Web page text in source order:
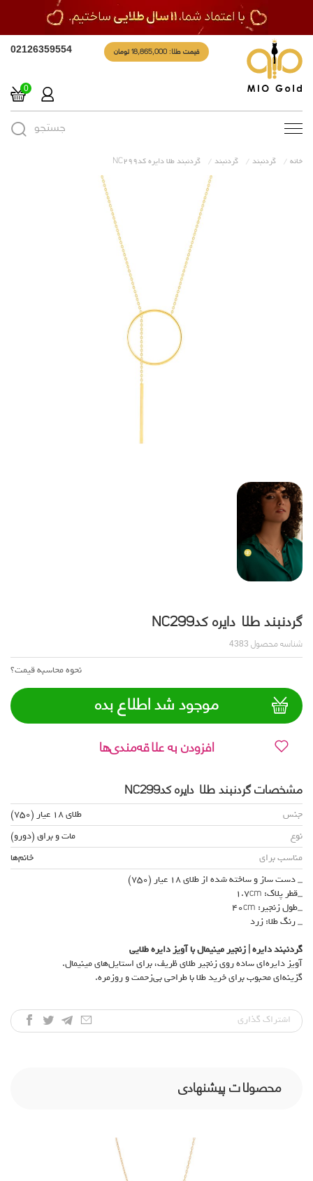
قیمت طلا: 18,865,000 تومان 02126359554
0
Toggle جستجو
خانه گردنبند گردنبند گردنبند طلا دایره کدNC299
گردنبند طلا دایره کدNC299
شناسه محصول
نحوه محاسبه قیمت؟
موجود شد اطلاع بده
افزودن به علاقه‌مندی‌ها
مشخصات گردنبند طلا دایره کدNC299
جنس
طلای 18 عیار (750)
نوع
مات و براق (دورو)
مناسب برای
خانم‌ها
_ دست ساز و ساخته شده از طلای 18 عیار (750)
_قطر پلاک: 1.7cm
_طول زنجیر: 40cm
_ رنگ طلا: زرد
گردنبند دایره | زنجیر مینیمال با آویز دایره طلایی
آویز دایره‌ای ساده روی زنجیر طلای ظریف، برای استایل‌های مینیمال.
گزینه‌ای محبوب برای خرید طلا با طراحی بی‌زحمت و روزمره.
اشتراک‌ گذاری
محصولات پیشنهادی